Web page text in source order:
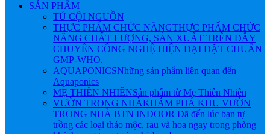
SẢN PHẨM
TỦ CỘI NGUỒN
THỰC PHẨM CHỨC NĂNGTHỰC PHẨM CHỨC
NĂNG CHẤT LƯỢNG, SẢN XUẤT TRÊN DÂY
CHUYỀN CÔNG NGHỆ HIỆN ĐẠI ĐẶT CHUẨN
GMP-WHO.
AQUAPONICSNhững sản phẩm liên quan đến
Aquaponics
MẸ THIÊN NHIÊNSản phẩm từ Mẹ Thiên Nhiên
VƯỜN TRONG NHÀKHÁM PHÁ KHU VƯỜN
TRONG NHÀ BTN INDOOR Đã đến lúc bạn tự
trồng các loại thảo mộc, rau và hoa ngay trong phòng